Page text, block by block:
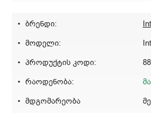
ბრენდი:
მოდელი:
პროდუქტის კოდი:
რაოდენობა:
მდგომარეობა